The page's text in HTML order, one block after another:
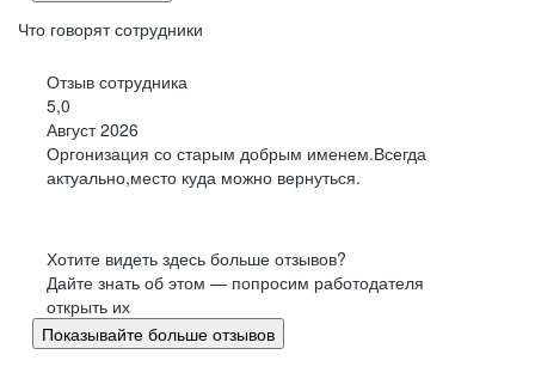
Курск
Липецк
Магадан
Йошкар-Ола
Нижний Новгород
Великий Новгород
Омск
Что говорят сотрудники
Отзыв сотрудника
5,0
Август 2026
Оргонизация со старым добрым именем.Всегда
актуально,место куда можно вернуться.
Хотите видеть здесь больше отзывов?
Дайте знать об этом — попросим работодателя
открыть их
Показывайте больше отзывов